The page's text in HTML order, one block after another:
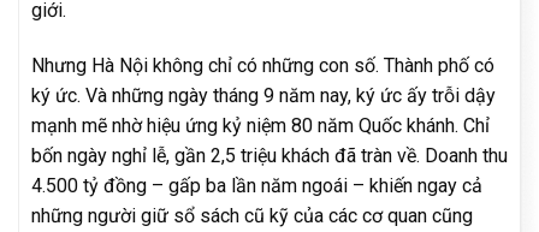
giới.
Nhưng Hà Nội không chỉ có những con số. Thành phố có
ký ức. Và những ngày tháng 9 năm nay, ký ức ấy trỗi dậy
mạnh mẽ nhờ hiệu ứng kỷ niệm 80 năm Quốc khánh. Chỉ
bốn ngày nghỉ lễ, gần 2,5 triệu khách đã tràn về. Doanh thu
4.500 tỷ đồng – gấp ba lần năm ngoái – khiến ngay cả
những người giữ sổ sách cũ kỹ của các cơ quan cũng